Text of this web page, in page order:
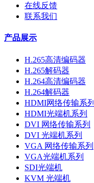
在线反馈
联系我们
产品展示
H.265高清编码器
H.265解码器
H.264高清编码器
H.264解码器
HDMI网络传输系列
HDMI光端机系列
DVI 网络传输系列
DVI 光端机系列
VGA 网络传输系列
VGA光端机系列
SDI光端机
KVM 光端机